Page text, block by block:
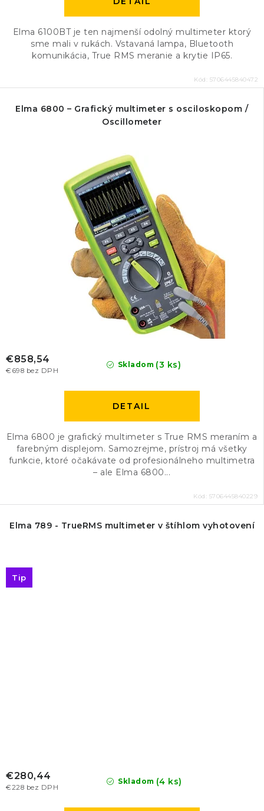
Elma 6100BT je ten najmenší odolný multimeter ktorý
sme mali v rukách. Vstavaná lampa, Bluetooth
komunikácia, True RMS meranie a krytie IP65.
Kód: 5706445840472
Elma 6800 – Grafický multimeter s osciloskopom /
Oscillometer
Skladom (3 ks)
€698 bez DPH
€858,54
DETAIL
Elma 6800 je grafický multimeter s True RMS meraním a
farebným displejom. Samozrejme, prístroj má všetky
funkcie, ktoré očakávate od profesionálneho multimetra
– ale Elma 6800...
Kód: 5706445840229
Elma 789 - TrueRMS multimeter v štíhlom vyhotovení
Tip
Skladom (4 ks)
€228 bez DPH
€280,44